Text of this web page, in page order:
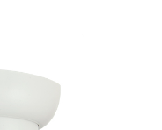
Codice: